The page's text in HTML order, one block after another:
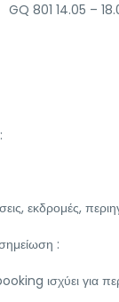
GQ 801 14.05 –
εκδρομές,
:
ισχύει για